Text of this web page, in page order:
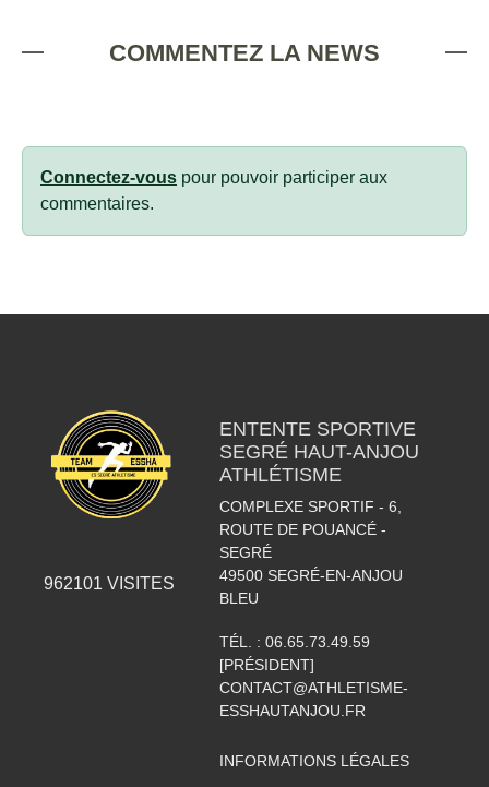
COMMENTEZ LA NEWS
Connectez-vous pour pouvoir participer aux
commentaires.
962101 VISITES
ENTENTE SPORTIVE
SEGRÉ HAUT-ANJOU
ATHLÉTISME
COMPLEXE SPORTIF - 6,
ROUTE DE POUANCÉ -
SEGRÉ
49500 SEGRÉ-EN-ANJOU
BLEU
TÉL. : 06.65.73.49.59
[PRÉSIDENT]
CONTACT@ATHLETISME-
ESSHAUTANJOU.FR
INFORMATIONS LÉGALES